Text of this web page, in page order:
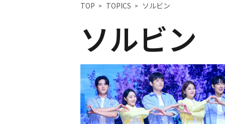
TOP TOPICS ソルビン
ソルビン